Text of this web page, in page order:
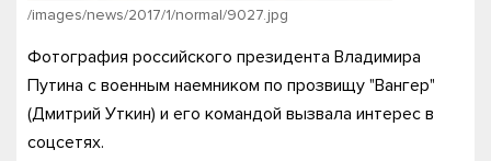
/images/news/2017/1/normal/9027.jpg
Фотография российского президента Владимира
Путина с военным наемником по прозвищу "Вангер"
(Дмитрий Уткин) и его командой вызвала интерес в
соцсетях.